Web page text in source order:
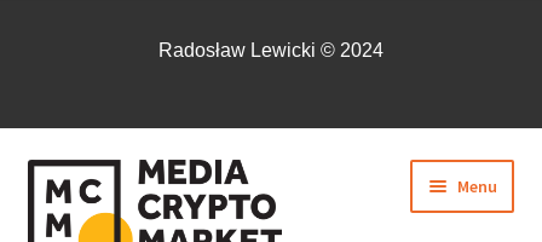
Radosław Lewicki © 2024
PRZEJDŹ
DO
NAWIGACJI
PRZEJDŹ
DO
TREŚCI
Menu